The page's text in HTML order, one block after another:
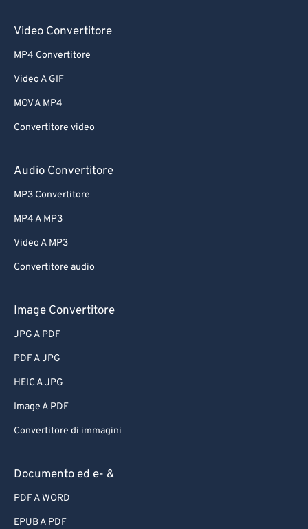
Video Convertitore
MP4 Convertitore
Video A GIF
MOV A MP4
Convertitore video
Audio Convertitore
MP3 Convertitore
MP4 A MP3
Video A MP3
Convertitore audio
Image Convertitore
JPG A PDF
PDF A JPG
HEIC A JPG
Image A PDF
Convertitore di immagini
Documento ed e- &
PDF A WORD
EPUB A PDF